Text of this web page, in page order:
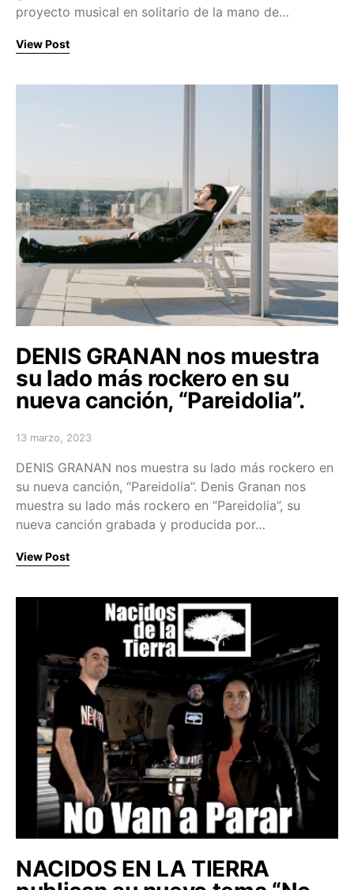
proyecto musical en solitario de la mano de…
View Post
DENIS GRANAN nos muestra
su lado más rockero en su
nueva canción, “Pareidolia”.
Posted on
13 marzo, 2023
DENIS GRANAN nos muestra su lado más rockero en
su nueva canción, “Pareidolia”. Denis Granan nos
muestra su lado más rockero en ”Pareidolia”, su
nueva canción grabada y producida por…
View Post
NACIDOS EN LA TIERRA